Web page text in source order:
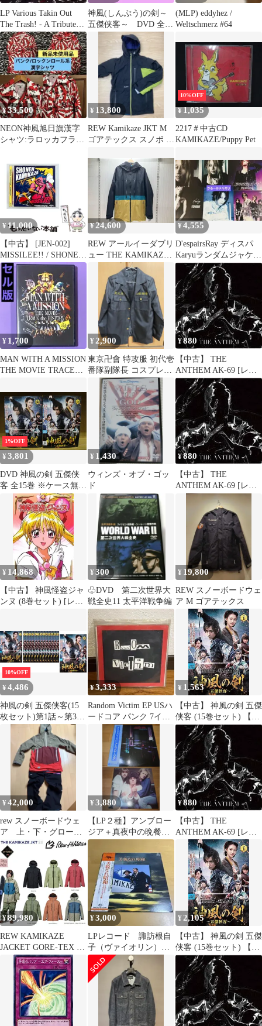
LP Various Takin Out
The Trash! - A Tribute
To The Trashmen
KKLP005 Kamikaze
/00260
神風(しんぷう)の剣～
五傑侠客～ DVD 全15
巻 全巻セット 送料無
(MLP) eddyhez /
Weltschmerz #64
¥33,500
NEON神風旭日旗漢字
シャツ:ラロッカフライ
¥ 13,800
REW Kamikaze JKT M
ゴアテックス スノボ ウ
10%OFF
¥1,035
2217＃中古CD
KAMIKAZE/Puppy Pet
¥ 11,000
【中古】 [JEN-002]
MISSILEE!! / SHONEN
KAMIKAZE /
¥24,600
REW アールイーダブリ
ュー THE KAMIKAZE
JKT 24 スキーウェア ス
ノーボードジャケット
¥4,555
D'espairsRay ディスパ
Karyuランダムジャケッ
ト5枚＋ステッカー
¥ 1,700
MAN WITH A MISSION
THE MOVIE TRACE
¥ 2,900
東京卍會 特攻服 初代壱
番隊副隊長 コスプレ衣
¥880
【中古】 THE
ANTHEM AK-69 [レン
タル落ち] [CD]
1%OFF
¥3,801
DVD 神風の剣 五傑侠
客 全15巻 ※ケース無し
発送 レンタル落ち
ZU1993
¥ 1,430
ウィンズ・オブ・ゴッ
ド
¥880
【中古】 THE
ANTHEM AK-69 [レン
タル落ち] [CD]
¥ 14,868
【中古】 神風怪盗ジャ
ンヌ (8巻セット) [レン
¥300
♧DVD 第二次世界大
戦全史11 太平洋戦争編
¥ 19,800
REW スノーボードウェ
ア M ゴアテックス
10%OFF
¥4,486
神風の剣 五傑侠客(15
枚セット)第1話～第30
話 最終【字幕】【全巻
セット 洋画 中古
DVD】ケース無:: レン
タル落ち
¥3,333
Random Victim EP USハ
ードコア パンク 7イン
¥ 1,563
【中古】 神風の剣 五傑
侠客 (15巻セット) 【字
幕】 [レンタル落ち]
[DVD]
¥42,000
rew スノーボードウェ
ア 上・下・グローブ
3点セット
¥3,880
【LP２種】アンブロー
ジア＋真夜中の晩餐会
と遥かなるロスの灯
¥880
【中古】 THE
ANTHEM AK-69 [レン
タル落ち] [CD]
¥89,980
REW KAMIKAZE
JACKET GORE-TEX /
アールイーダブリュー/
カミカゼ ジャケッ
ト 26/27 /ゴアテック
ス/GORE防水ウェア
2027 REW【予約商品
2026年11月納品】
¥3,000
LPレコード 諏訪根自
子（ヴァイオリン）美
貌なれ昭和 オリジナ
ルサウンドトラック
¥ 2,105
【中古】 神風の剣 五傑
侠客 (15巻セット) 【字
幕】 [レンタル落ち]
[DVD]